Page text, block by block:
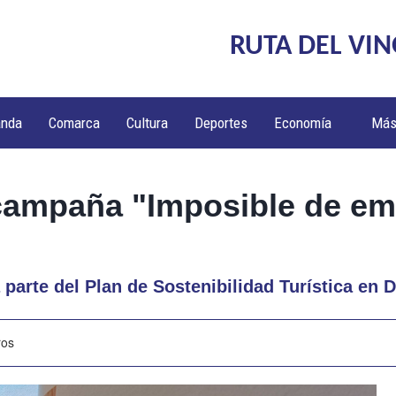
RUTA DEL
Comarca Cultura Deportes Economía
"Imposible de
del Plan de Sostenibilidad Turística en